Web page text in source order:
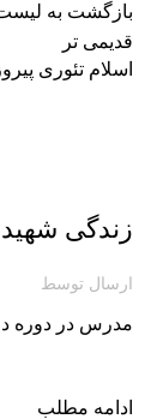
بازگشت به
قدیمی تر
اسلام تئوری
زندگی
ارسال توسط
مدرس در دوره
ادامه مطلب